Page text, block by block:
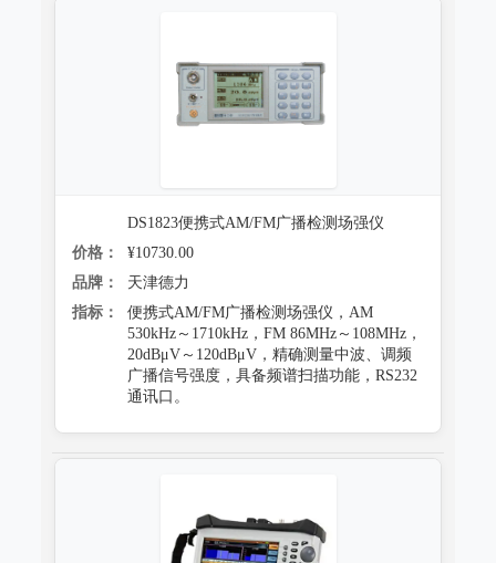
DS1823便携式AM/FM广播检测场强仪
价格：
¥10730.00
品牌：
天津德力
指标：
便携式AM/FM广播检测场强仪，AM
530kHz～1710kHz，FM 86MHz～108MHz，
20dBμV～120dBμV，精确测量中波、调频
广播信号强度，具备频谱扫描功能，RS232
通讯口。